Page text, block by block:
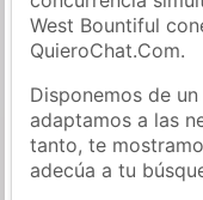
West Bountiful
QuieroChat.Com.
Disponemos de un
adaptamos a las
tanto, te
adecúa a tu